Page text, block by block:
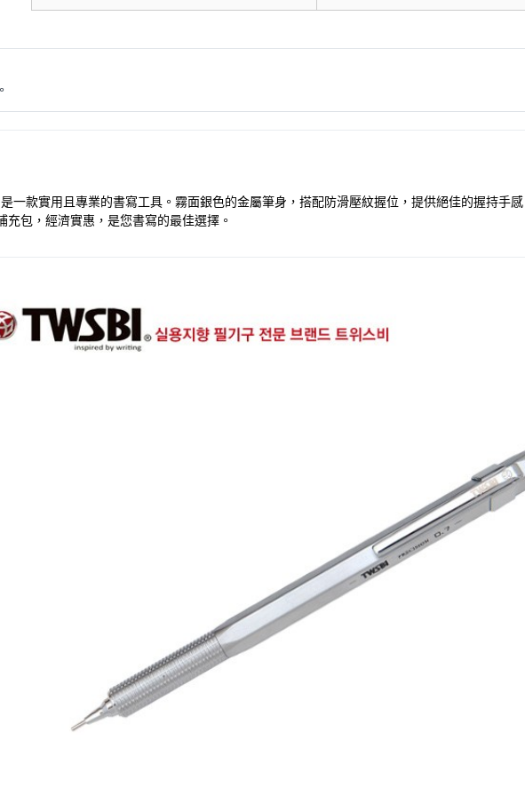
一款實用且專業的書寫工具。霧面銀色的金屬筆身，搭配防滑壓紋握位，提供絕佳的握持手
包，經濟實惠，是您書寫的最佳選擇。